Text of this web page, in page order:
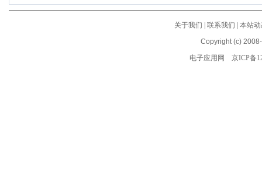
关于我们 联系我们
本站
Copyright (c)
电子应用网
京ICP备